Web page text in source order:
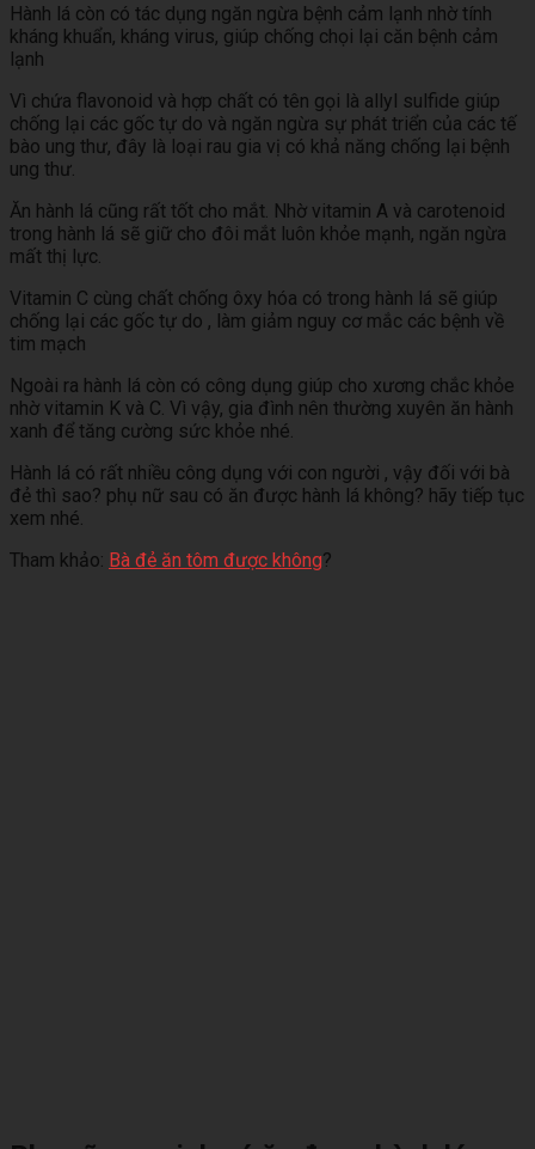
Hành lá còn có tác dụng ngăn ngừa bệnh cảm lạnh nhờ tính
kháng khuẩn, kháng virus, giúp chống chọi lại căn bệnh cảm
lạnh
Vì chứa flavonoid và hợp chất có tên gọi là allyl sulfide giúp
chống lại các gốc tự do và ngăn ngừa sự phát triển của các tế
bào ung thư, đây là loại rau gia vị có khả năng chống lại bệnh
ung thư.
Ăn hành lá cũng rất tốt cho mắt. Nhờ vitamin A và carotenoid
trong hành lá sẽ giữ cho đôi mắt luôn khỏe mạnh, ngăn ngừa
mất thị lực.
Vitamin C cùng chất chống ôxy hóa có trong hành lá sẽ giúp
chống lại các gốc tự do , làm giảm nguy cơ mắc các bệnh về
tim mạch
Ngoài ra hành lá còn có công dụng giúp cho xương chắc khỏe
nhờ vitamin K và C. Vì vậy, gia đình nên thường xuyên ăn hành
xanh để tăng cường sức khỏe nhé.
Hành lá có rất nhiều công dụng với con người , vậy đối với bà
đẻ thì sao? phụ nữ sau có ăn được hành lá không? hãy tiếp tục
xem nhé.
Tham khảo: Bà đẻ ăn tôm được không?